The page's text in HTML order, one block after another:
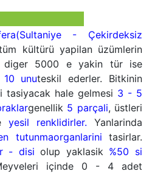
- Çekirdeksiz
kültürü yapilan üzümlerin
diger 5000 e yakin tür ise
10 unuteskil ederler. Bitkinin
tasiyacak hale gelmesi 3 - 5
genellik 5 parçali, üstleri
yesil renklidirler. Yanlarinda
tutunmaorganlarini tasirlar.
- disi olup yaklasik%50 si
içinde 0 - 4 adet